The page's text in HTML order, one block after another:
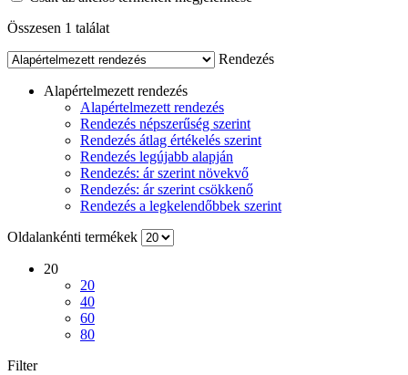
Összesen 1 találat
Rendezés
Alapértelmezett rendezés
Alapértelmezett rendezés
Rendezés népszerűség szerint
Rendezés átlag értékelés szerint
Rendezés legújabb alapján
Rendezés: ár szerint növekvő
Rendezés: ár szerint csökkenő
Rendezés a legkelendőbbek szerint
Oldalankénti termékek
20
20
40
60
80
Filter